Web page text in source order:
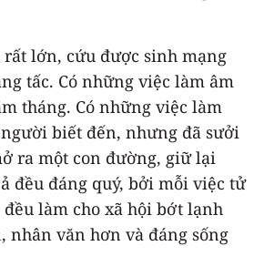
lớn, cứu được sinh mạng
tấc. Có những việc làm âm
tháng. Có những việc làm
biết đến, nhưng đã sưởi
ra một con đường, giữ lại
đều đáng quý, bởi mỗi việc tử
làm cho xã hội bớt lạnh
nhân văn hơn và đáng sống